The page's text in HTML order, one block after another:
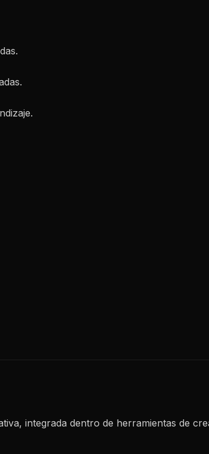
integrada dentro de herramientas de